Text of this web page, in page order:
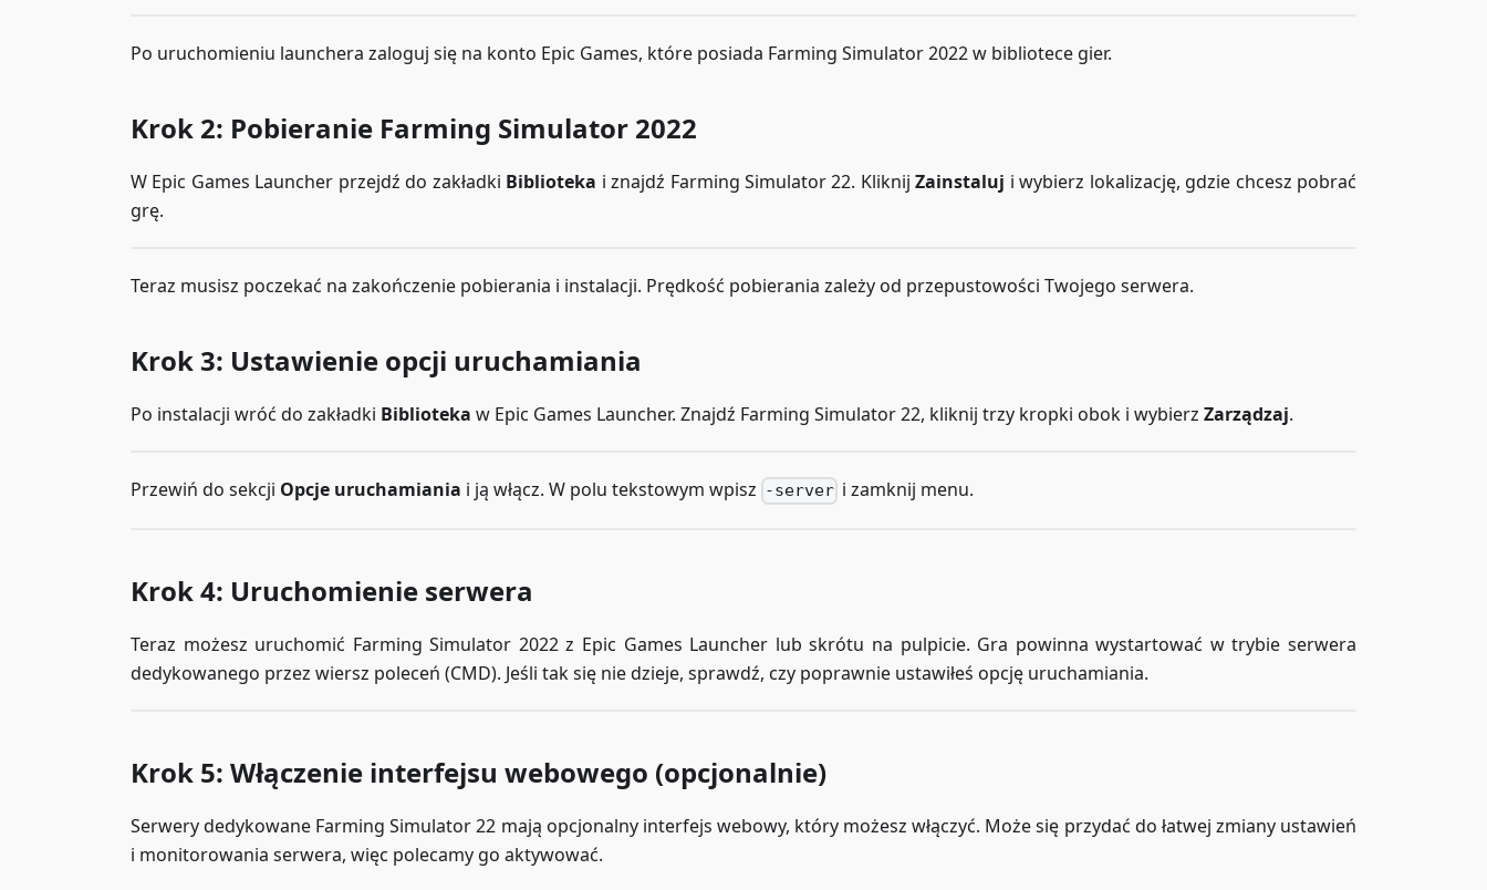
Po uruchomieniu launchera zaloguj się na konto Epic Games, które posiada Farming Simulator 2022 w bibliotece gier.
Krok 2: Pobieranie Farming Simulator 2022
W Epic Games Launcher przejdź do zakładki Biblioteka i znajdź Farming Simulator 22. KliknijZainstaluj i wybierz lokalizację, gdzie chcesz pobrać
grę.
Teraz musisz poczekać na zakończenie pobierania i instalacji. Prędkość pobierania zależy od przepustowości Twojego serwera.
Krok 3: Ustawienie opcji uruchamiania
Po instalacji wróć do zakładki Biblioteka w Epic Games Launcher. Znajdź Farming Simulator 22, kliknij trzy kropki obok i wybierz Zarządzaj.
Przewiń do sekcji Opcje uruchamiania i ją włącz. W polu tekstowym wpisz -server i zamknij menu.
Krok 4: Uruchomienie serwera
Teraz możesz uruchomić Farming Simulator 2022 z Epic Games Launcher lub skrótu na pulpicie. Gra powinna wystartować w trybie serwera
dedykowanego przez wiersz poleceń (CMD). Jeśli tak się nie dzieje, sprawdź, czy poprawnie ustawiłeś opcję uruchamiania.
Krok 5: Włączenie interfejsu webowego (opcjonalnie)
Serwery dedykowane Farming Simulator 22 mają opcjonalny interfejs webowy, który możesz włączyć. Może się przydać do łatwej zmiany ustawień
i monitorowania serwera, więc polecamy go aktywować.